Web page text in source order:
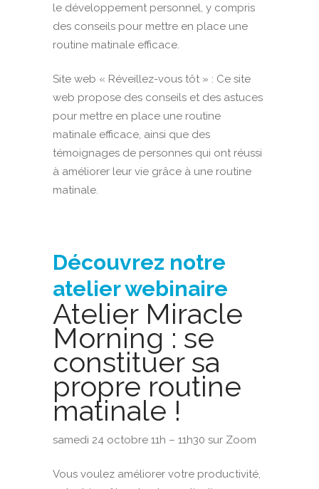
le développement personnel, y compris
des conseils pour mettre en place une
routine matinale efficace.
Site web « Réveillez-vous tôt » : Ce site
web propose des conseils et des astuces
pour mettre en place une routine
matinale efficace, ainsi que des
témoignages de personnes qui ont réussi
à améliorer leur vie grâce à une routine
matinale.
Découvrez notre
atelier webinaire
Atelier Miracle
Morning : se
constituer sa
propre routine
matinale !
samedi 24 octobre 11h – 11h30 sur Zoom
Vous voulez améliorer votre productivité,